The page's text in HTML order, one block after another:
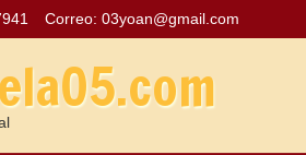
Correo: 03yoan@gmail.com